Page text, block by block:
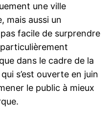
une ville
mais aussi un
facile de surprendre
dans le cadre de la
s’est ouverte en juin
le public à mieux